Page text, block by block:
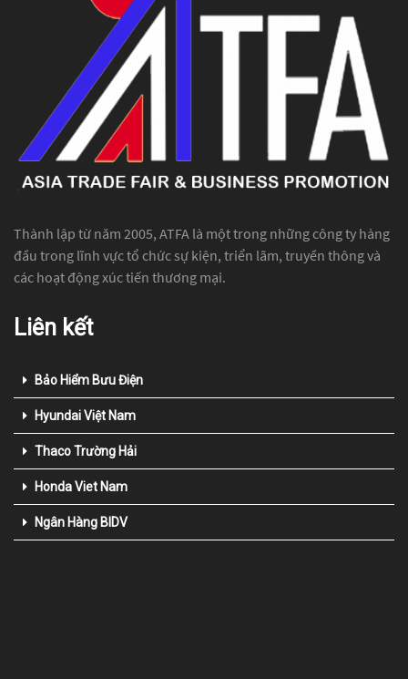
Thành lập từ năm 2005, ATFA là một trong những công ty hàng
đầu trong lĩnh vực tổ chức sự kiện, triển lãm, truyền thông và
các hoạt động xúc tiến thương mại.
Liên kết
Bảo Hiểm Bưu Điện
Hyundai Việt Nam
Thaco Trường Hải
Honda Viet Nam
Ngân Hàng BIDV